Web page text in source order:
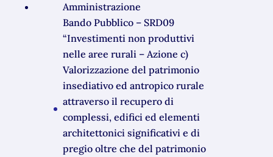
Amministrazione
Bando Pubblico – SRD09
“Investimenti non produttivi
nelle aree rurali – Azione c)
Valorizzazione del patrimonio
insediativo ed antropico rurale
attraverso il recupero di
complessi, edifici ed elementi
architettonici significativi e di
pregio oltre che del patrimonio